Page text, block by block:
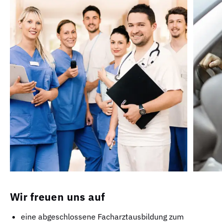
Wir freuen uns auf
eine abgeschlossene Facharztausbildung zum